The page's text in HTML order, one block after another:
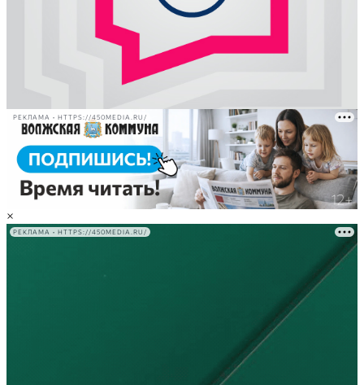
РЕКЛАМА • HTTPS://450MEDIA.RU/
×
РЕКЛАМА • HTTPS://450MEDIA.RU/